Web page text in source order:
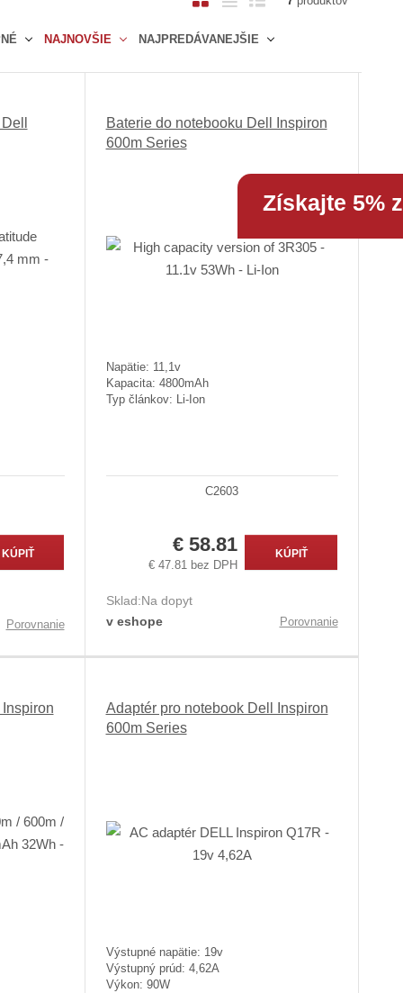
NAJNOVŠIE NAJPREDÁVANEJŠIE
r
o
p
i
b
o
ý
p
i
a
v
v
ý
i
s
KÚPIŤ
Porovnanie
Baterie do notebooku Dell Inspiron
600m Series
Napätie: 11,1v
Kapacita: 4800mAh
Typ článkov: Li-Ion
C2603
€ 58.81
€ 47.81 bez DPH
KÚPIŤ
Sklad:Na dopyt
v eshope
Porovnanie
Adaptér pro notebook Dell Inspiron
600m Series
Výstupné napätie: 19v
Výstupný prúd: 4,62A
Výkon: 90W
Získajte 5%